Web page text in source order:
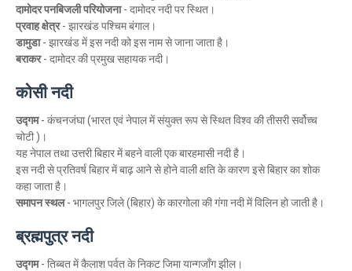
दामोदर पनबिजली परियोजना- दामोदर नदी पर स्थित।
प्रवाह क्षेत्र - झारखंड पश्चिम बंगाल।
डामुडा- झारखंड में इस नदी को इस नाम से जाना जाता है।
बराकर- दामोदर की प्रमुख सहायक नदी।
कोसी नदी
उद्गम- कंचनजंघा (भारत एवं नेपाल में संयुक्त रूप से स्थित विश्व की तीसरी सर्वोच्च
चोटी )।
यह नेपाल तथा उत्तरी बिहार में बहने वाली एक बारहमासी नदी है।
इस नदी से प्रतिवर्ष बिहार में बाढ़ आने से होने वाली क्षति के कारण इसे बिहार का शोक
कहा जाता है।
समापन स्थल- भागलपुर जिले (बिहार) के कारगोला की गंगा नदी में विलिन हो जाती है।
ब्रह्मपुत्र नदी
उद्गम- तिब्बत में कैलाश पर्वत के निकट जिमा यान्गजाँग झील।